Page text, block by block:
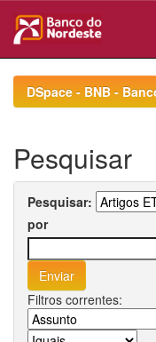
navigationDSpace - BNB -
Pesquisar
Pesquisar:
por
Filtros correntes: